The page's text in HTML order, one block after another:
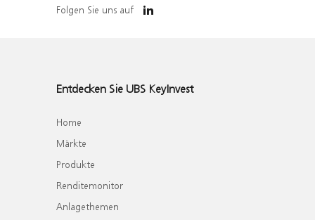
Folgen Sie uns auf
Entdecken Sie UBS KeyInvest
Home
Märkte
Produkte
Renditemonitor
Anlagethemen